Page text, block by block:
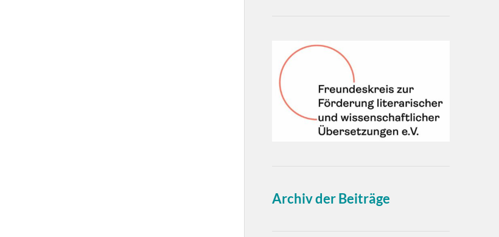
Archiv der Beiträge